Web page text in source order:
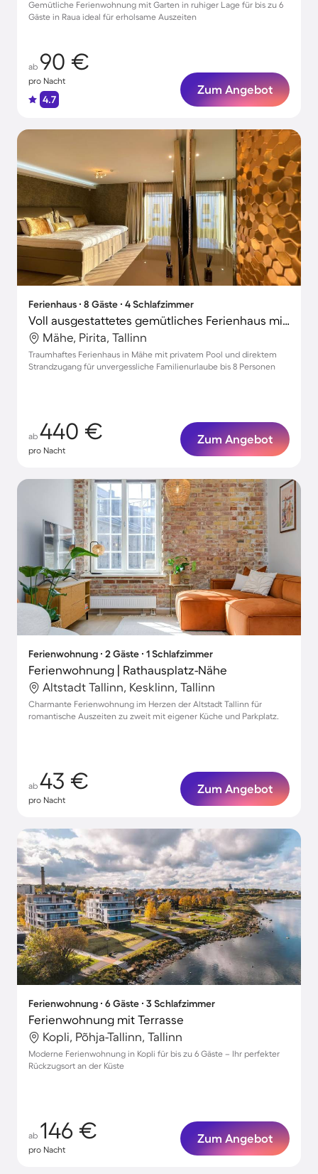
Gemütliche Ferienwohnung mit Garten in ruhiger Lage für bis zu 6
Gäste in Raua ideal für erholsame Auszeiten
ab 90 €
pro Nacht
4.7
Zum Angebot
Ferienhaus ∙ 8 Gäste ∙ 4 Schlafzimmer
Voll ausgestattetes gemütliches Ferienhaus mit Terrasse, Grill und Garten | Ideal für Homeoffice
Mähe, Pirita, Tallinn
Traumhaftes Ferienhaus in Mähe mit privatem Pool und direktem
Strandzugang für unvergessliche Familienurlaube bis 8 Personen
ab 440 €
pro Nacht
Zum Angebot
Ferienwohnung ∙ 2 Gäste ∙ 1 Schlafzimmer
Ferienwohnung | Rathausplatz-Nähe
Altstadt Tallinn, Kesklinn, Tallinn
Charmante Ferienwohnung im Herzen der Altstadt Tallinn für
romantische Auszeiten zu zweit mit eigener Küche und Parkplatz.
ab 43 €
pro Nacht
Zum Angebot
Ferienwohnung ∙ 6 Gäste ∙ 3 Schlafzimmer
Ferienwohnung mit Terrasse
Kopli, Põhja-Tallinn, Tallinn
Moderne Ferienwohnung in Kopli für bis zu 6 Gäste – Ihr perfekter
Rückzugsort an der Küste
ab 146 €
pro Nacht
Zum Angebot